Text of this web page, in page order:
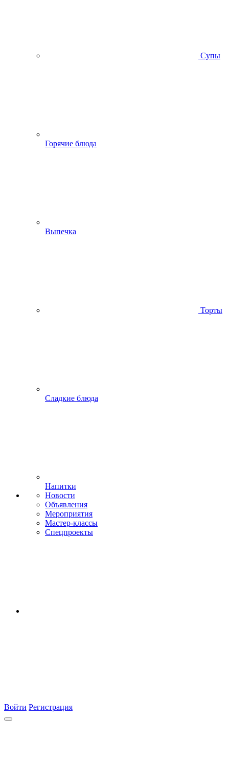
Супы
Горячие блюда
Выпечка
Торты
Сладкие блюда
Напитки
Новости
Объявления
Мероприятия
Мастер-классы
Спецпроекты
Войти Регистрация